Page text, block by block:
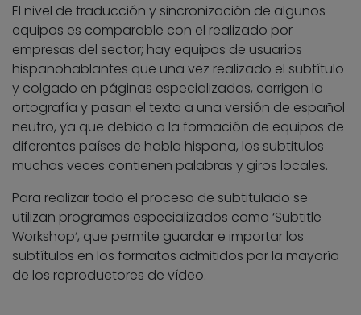
El nivel de traducción y sincronización de algunos
equipos es comparable con el realizado por
empresas del sector; hay equipos de usuarios
hispanohablantes que una vez realizado el subtítulo
y colgado en páginas especializadas, corrigen la
ortografía y pasan el texto a una versión de español
neutro, ya que debido a la formación de equipos de
diferentes países de habla hispana, los subtitulos
muchas veces contienen palabras y giros locales.
Para realizar todo el proceso de subtitulado se
utilizan programas especializados como ‘Subtitle
Workshop‘, que permite guardar e importar los
subtítulos en los formatos admitidos por la mayoría
de los reproductores de vídeo.